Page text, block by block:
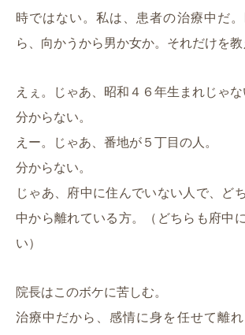
時ではない。私は、患者の治療中だ
ら、向かうから男か女か。それだけを教
えぇ。じゃあ、昭和４６年生まれじゃな
分からない。
えー。じゃあ、番地が５丁目の人。
分からない。
じゃあ、府中に住んでいない人で、ど
中から離れている方。（どちらも府中
い）
院長はこのボケに苦しむ。
治療中だから、感情に身を任せて離